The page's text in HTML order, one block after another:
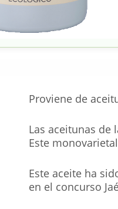
Proviene de
Las aceitunas de
Este
Este aceite ha
en el concurso